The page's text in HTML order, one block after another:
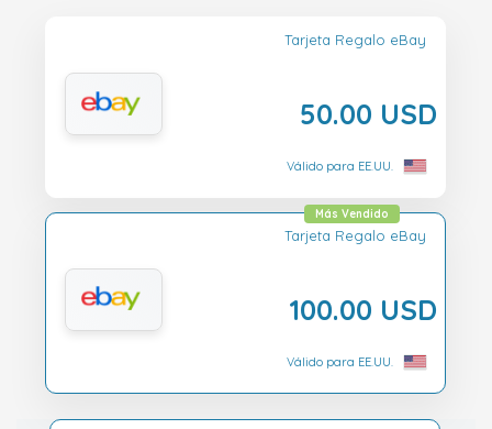
Tarjeta Regalo eBay
50.00 USD
Válido para EE.UU.
Tarjeta Regalo eBay
100.00 USD
Más Vendido
Válido para EE.UU.